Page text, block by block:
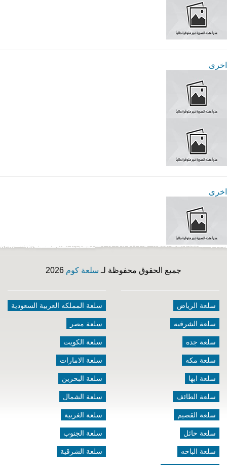
اخرى
اخرى
جميع الحقوق محفوظة لـ سلعة كوم
سلعة الرياض
سلعة الشرقيه
سلعة جده
سلعة مكه
سلعة ابها
سلعة الطائف
سلعة القصيم
سلعة حائل
سلعة الباحه
سلعة المملكه العربية السعودية
سلعة مصر
سلعة الكويت
سلعة الامارات
سلعة البحرين
سلعة الشمال
سلعة الغربية
سلعة الجنوب
سلعة الشرقية